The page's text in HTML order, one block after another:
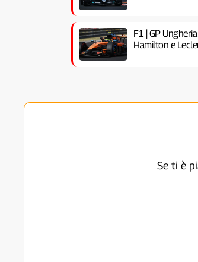
F1 | GP
Hamilton e
Se ti è